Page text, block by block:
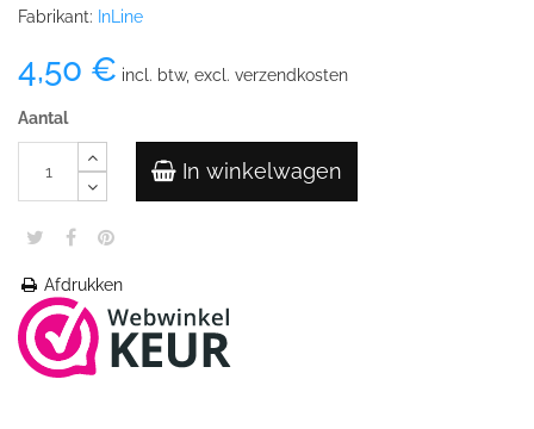
Fabrikant: InLine
4,50 € incl. btw, excl. verzendkosten
Aantal
In winkelwagen
Afdrukken